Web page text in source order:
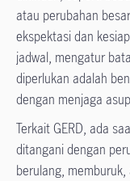
atau perubahan
ekspektasi dan
jadwal, mengatur
diperlukan adalah
dengan menjaga
Terkait GERD, ada
ditangani dengan
berulang,